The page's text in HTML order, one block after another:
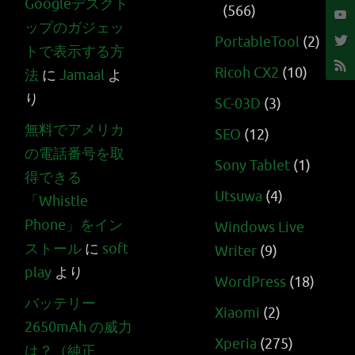
Googleデスクト
ップのガジェッ
トで表示する方
法 に Jamaal よ
り
無料でアメリカ
の電話番号を取
得できる
「Whistle
Phone」をイン
ストール に soft
play より
バッテリー
2650mAh の威力
は？（純正
(566)
PortableTool (2)
Ricoh CX2 (10)
SC-03D (3)
SEO (12)
Sony Tablet (1)
Utsuwa (4)
Windows Live
Writer (9)
WordPress (18)
Xiaomi (2)
Xperia (275)